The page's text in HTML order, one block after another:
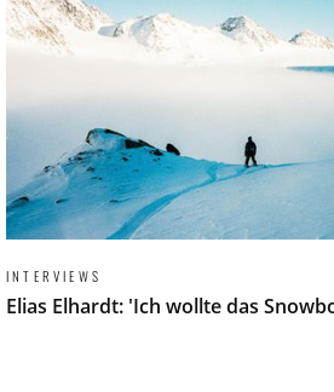
INTERVIEWS
Elias Elhardt: 'Ich wollte das